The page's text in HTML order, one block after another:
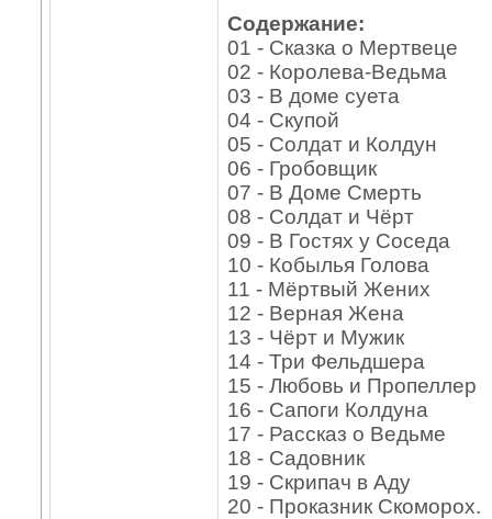
Содержание:
01 - Сказка о Мертвеце
02 - Королева-Ведьма
03 - В доме суета
04 - Скупой
05 - Солдат и Колдун
06 - Гробовщик
07 - В Доме Смерть
08 - Солдат и Чёрт
09 - В Гостях у Соседа
10 - Кобылья Голова
11 - Мёртвый Жених
12 - Верная Жена
13 - Чёрт и Мужик
14 - Три Фельдшера
15 - Любовь и Пропеллер
16 - Сапоги Колдуна
17 - Рассказ о Ведьме
18 - Садовник
19 - Скрипач в Аду
20 - Проказник Скоморох.